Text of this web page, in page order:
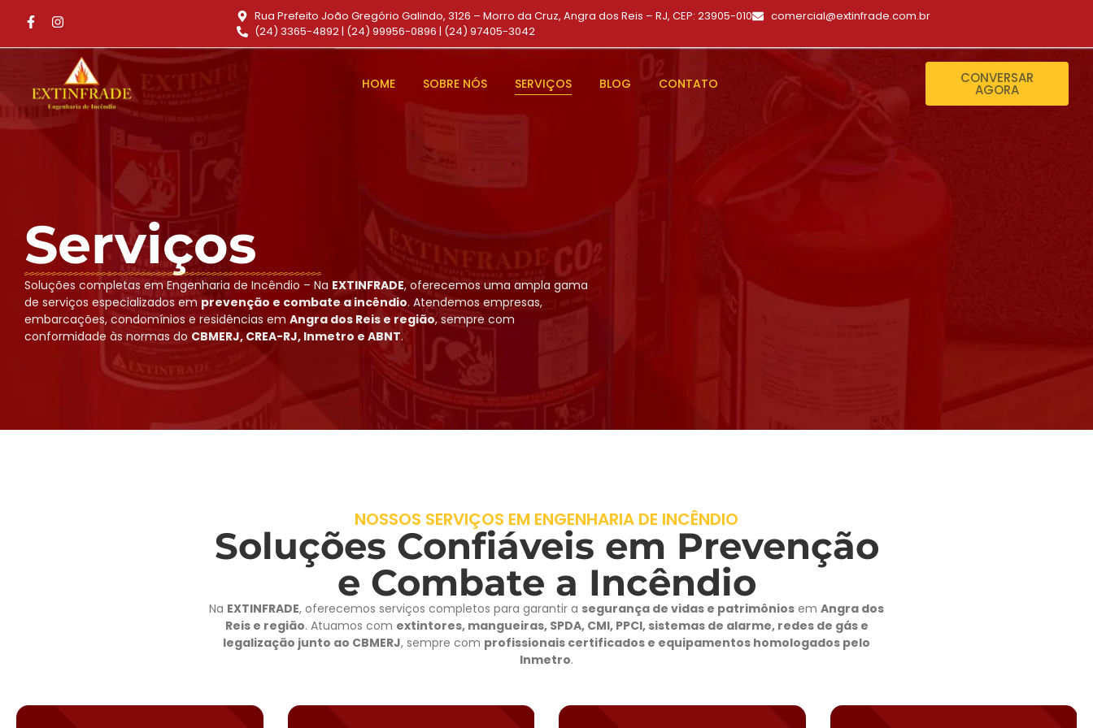
Rua Prefeito João Gregório Galindo, 3126 – Morro da Cruz, Angra dos Reis – RJ, CEP: 23905-010
comercial@extinfrade.com.br
(24) 3365-4892 | (24) 99956-0896 | (24) 97405-3042
HOME SOBRE NÓS SERVIÇOS BLOG CONTATO CONVERSAR
AGORA
Serviços
Soluções completas em Engenharia de Incêndio – Na EXTINFRADE, oferecemos uma ampla gama
de serviços especializados em prevenção e combate a incêndio. Atendemos empresas,
embarcações, condomínios e residências em Angra dos Reis e região, sempre com
conformidade às normas do CBMERJ, CREA-RJ, Inmetro e ABNT.
NOSSOS SERVIÇOS EM ENGENHARIA DE INCÊNDIO
Soluções Confiáveis em Prevenção
e Combate a Incêndio
Na EXTINFRADE, oferecemos serviços completos para garantir a segurança de vidas e patrimônios em Angra dos
Reis e região. Atuamos com extintores, mangueiras, SPDA, CMI, PPCI, sistemas de alarme, redes de gás e
legalização junto ao CBMERJ, sempre com profissionais certificados e equipamentos homologados pelo
Inmetro.